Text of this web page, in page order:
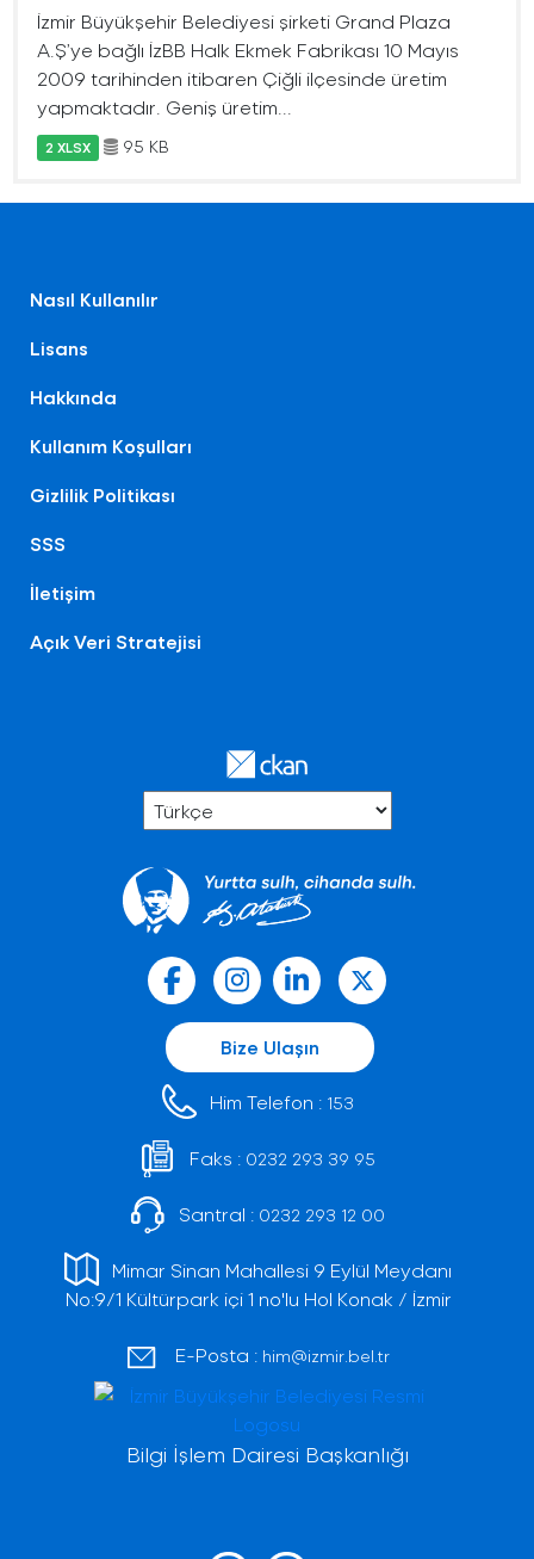
İzmir Büyükşehir Belediyesi şirketi Grand Plaza
A.Ş’ye bağlı İzBB Halk Ekmek Fabrikası 10 Mayıs
2009 tarihinden itibaren Çiğli ilçesinde üretim
yapmaktadır. Geniş üretim...
2 XLSX 95 KB
Nasıl Kullanılır
Lisans
Hakkında
Kullanım Koşulları
Gizlilik Politikası
SSS
İletişim
Açık Veri Stratejisi
Bize Ulaşın
Him Telefon : 153
Faks : 0232 293 39 95
Santral : 0232 293 12 00
Mimar Sinan Mahallesi 9 Eylül Meydanı
No:9/1 Kültürpark içi 1 no'lu Hol Konak / İzmir
E-Posta : him@izmir.bel.tr
Bilgi İşlem Dairesi Başkanlığı